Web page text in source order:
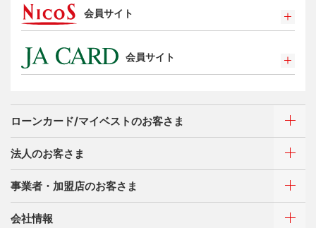
特典・サービス
選べるお支払方法
カードローン・キャッシング
お客さまサポート
会員サイト
特典・サービス
選べるお支払方法
お客さまサポート
サイトマップ
会員サイト
特典・サービス
選べるお支払方法
お客さまサポート
サイトマップ
ローンカード/マイベストのお客さま
ご利用・お支払い方法
ATMネットワーク
各種照会・お手続き
法人のお客さま
事業者・加盟店のお客さま
会社情報